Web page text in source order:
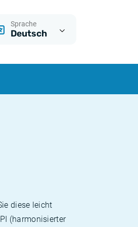
Sprache
Deutsch
diese leicht
(harmonisierter